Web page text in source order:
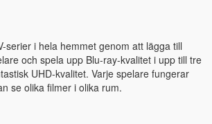
serier i hela hemmet genom att lägga till
och spela upp Blu-ray-kvalitet i upp till tre
UHD-kvalitet. Varje spelare fungerar
se olika filmer i olika rum.